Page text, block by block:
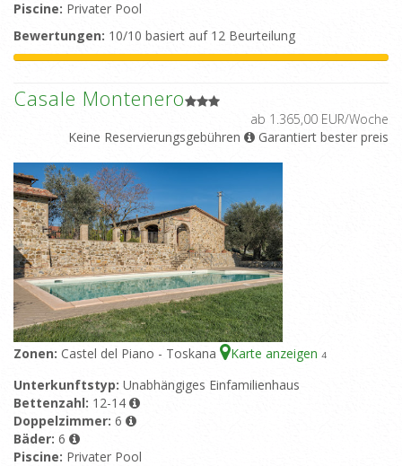
Piscine: Privater Pool
Bewertungen: 10/10 basiert auf 12 Beurteilung
Casale Montenero
ab 1.365,00 EUR/Woche
Keine Reservierungsgebühren
Garantiert bester preis
Zonen: Castel del Piano - Toskana Karte anzeigen 4
Unterkunftstyp: Unabhängiges Einfamilienhaus
Bettenzahl: 12-14
Doppelzimmer: 6
Bäder: 6
Piscine: Privater Pool